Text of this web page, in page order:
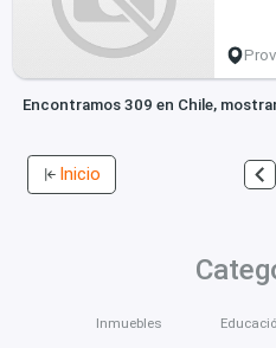
Encontramos 309 en Chile,
Inicio
Inmuebles